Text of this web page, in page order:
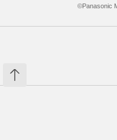
©Panasonic